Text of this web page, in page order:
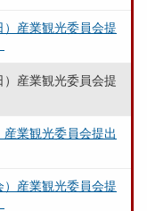
産業観光委員会提
産業観光委員会提
業観光委員会提出
産業観光委員会提